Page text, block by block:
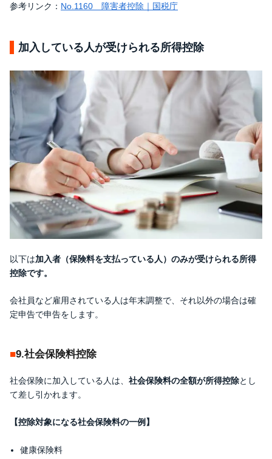
参考リンク： No.1160 障害者控除｜国税庁
加入している人が受けられる所得控除
以下は加入者（保険料を支払っている人）のみが受けられる所得
控除です。
会社員など雇用されている人は年末調整で、それ以外の場合は確
定申告で申告をします。
9.社会保険料控除
社会保険に加入している人は、 社会保険料の全額が所得控除とし
て差し引かれます。
【控除対象になる社会保険料の一例】
健康保険料